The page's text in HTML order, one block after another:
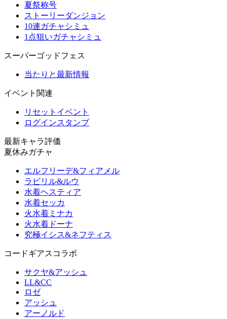
夏祭称号
ストーリーダンジョン
10連ガチャシミュ
1点狙いガチャシミュ
スーパーゴッドフェス
当たりと最新情報
イベント関連
リセットイベント
ログインスタンプ
最新キャラ評価
夏休みガチャ
エルフリーデ&フィアメル
ラビリル&ルウ
水着ヘスティア
水着セッカ
火水着ミナカ
火水着ドーナ
究極イシス&ネフティス
コードギアスコラボ
サクヤ&アッシュ
LL&CC
ロゼ
アッシュ
アーノルド